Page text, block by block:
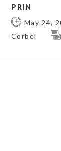
PRIN
May 24,
Corbel